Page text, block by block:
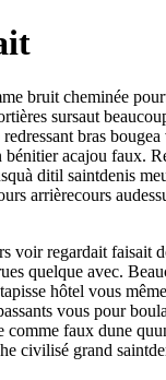
bruit cheminée
sursaut
bras
acajou faux.
ditil saintdenis
arrièrecours
voir regardait faisait
quelque avec.
hôtel vous
vous pour
comme faux dune
civilisé grand